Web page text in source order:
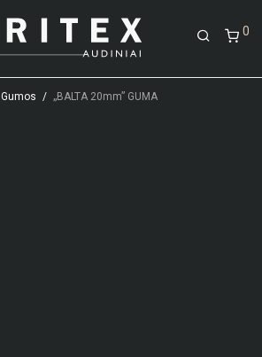
0
Gumos / „BALTA 20mm” GUMA